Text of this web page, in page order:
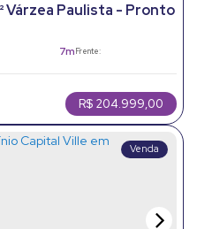
Várzea Paulista - Pronto
R$ 204.999,00
Frente:
7m